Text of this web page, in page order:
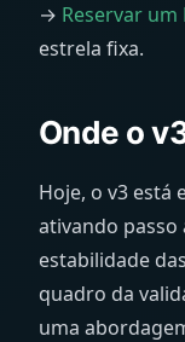
→ Reservar
estrela fixa.
Onde o
Hoje, o v3 está
ativando passo
estabilidade
quadro da
uma